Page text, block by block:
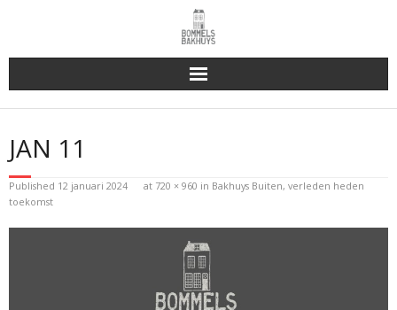
Bakhuys Buiten, verleden heden toekomst
Reserveren & Bestellen
Bommels Buiten
JAN 11
Published 12 januari 2024 at 720 × 960 in Bakhuys Buiten, verleden heden
toekomst